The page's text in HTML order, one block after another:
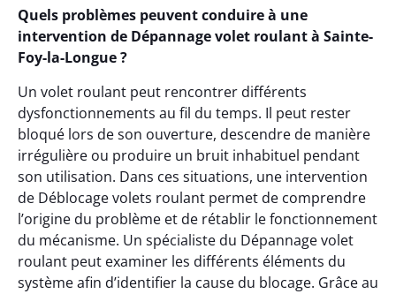
Quels problèmes peuvent conduire à une
intervention de Dépannage volet roulant à Sainte-
Foy-la-Longue ?
Un volet roulant peut rencontrer différents
dysfonctionnements au fil du temps. Il peut rester
bloqué lors de son ouverture, descendre de manière
irrégulière ou produire un bruit inhabituel pendant
son utilisation. Dans ces situations, une intervention
de Déblocage volets roulant permet de comprendre
l’origine du problème et de rétablir le fonctionnement
du mécanisme. Un spécialiste du Dépannage volet
roulant peut examiner les différents éléments du
système afin d’identifier la cause du blocage. Grâce au